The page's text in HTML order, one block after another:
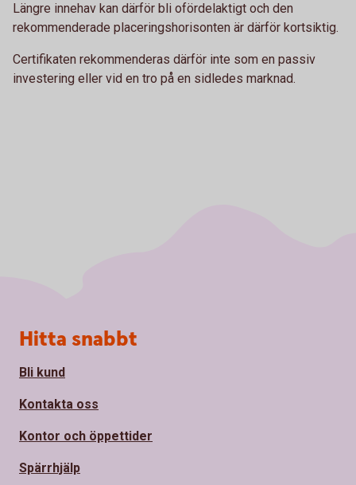
Längre innehav kan därför bli ofördelaktigt och den
rekommenderade placeringshorisonten är därför kortsiktig.
Certifikaten rekommenderas därför inte som en passiv
investering eller vid en tro på en sidledes marknad.
Sidfot
Hitta snabbt
Bli kund
Kontakta oss
Kontor och öppettider
Spärrhjälp